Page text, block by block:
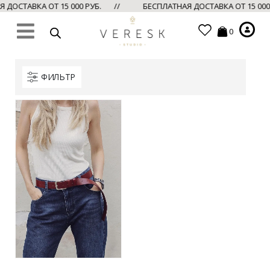
ДОСТАВКА ОТ 15 000 РУБ. // БЕСПЛАТНАЯ ДОСТАВКА ОТ 15
0
ФИЛЬТР